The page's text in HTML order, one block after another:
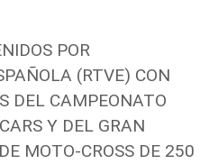
POR
(RTVE) CON
DEL CAMPEONATO
Y DEL GRAN
MOTO-CROSS DE 250